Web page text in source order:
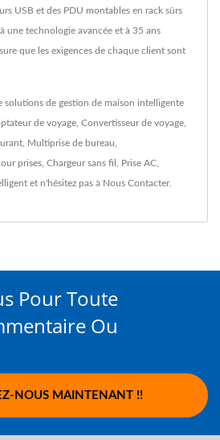
USB et des PDU montables en rack sûrs
une technologie avancée et à 35 ans
que les exigences de chaque client sont
solutions de gestion de maison intelligente
de voyage Convertisseur de voyage
Multiprise de bureau
prises Chargeur sans fil Prise AC
et n'hésitez pas à Nous Contacter.
Pour Toute
Ou
NOUS MAINTENANT !!